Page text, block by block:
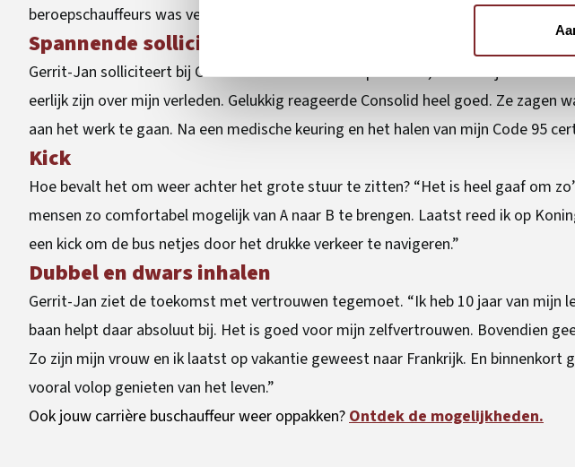
beroepschauffeurs was verlopen.”
Spannende sollicitatie
Gerrit-Jan solliciteert bij Consolid. “Dat was best spannend”, vertelt hij. “Ik heb
eerlijk zijn over mijn verleden. Gelukkig reageerde Consolid heel goed. Ze zagen
aan het werk te gaan. Na een medische keuring en het halen van mijn Code 95
Kick
Hoe bevalt het om weer achter het grote stuur te zitten? “Het is heel gaaf om
mensen zo comfortabel mogelijk van A naar B te brengen. Laatst reed ik op
een kick om de bus netjes door het drukke verkeer te navigeren.”
Dubbel en dwars inhalen
Gerrit-Jan ziet de toekomst met vertrouwen tegemoet. “Ik heb 10 jaar van mijn
baan helpt daar absoluut bij. Het is goed voor mijn zelfvertrouwen. Bovendien
Zo zijn mijn vrouw en ik laatst op vakantie geweest naar Frankrijk. En binnenkort
vooral volop genieten van het leven.”
Ook jouw carrière buschauffeur weer oppakken?Ontdek de mogelijkheden.